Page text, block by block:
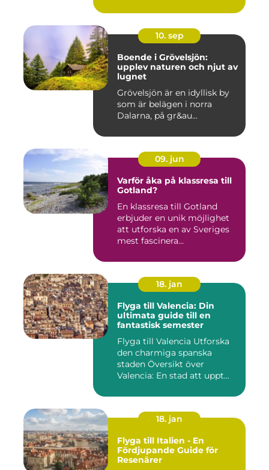
10. sep
Boende i Grövelsjön:
upplev naturen och njut av
lugnet
Grövelsjön är en idyllisk by
som är belägen i norra
Dalarna, på gr&au...
09. jun
Varför åka på klassresa till
Gotland?
En klassresa till Gotland
erbjuder en unik möjlighet
att utforska en av Sveriges
mest fascinera...
18. jan
Flyga till Valencia: Din
ultimata guide till en
fantastisk semester
Flyga till Valencia Utforska
den charmiga spanska
staden Översikt över
Valencia: En stad att uppt...
18. jan
Flyga till Italien - En
Fördjupande Guide för
Resenärer